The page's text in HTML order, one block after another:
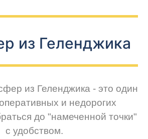
из Геленджика
из Геленджика - это один
и недорогих
до "намеченной точки"
с удобством.